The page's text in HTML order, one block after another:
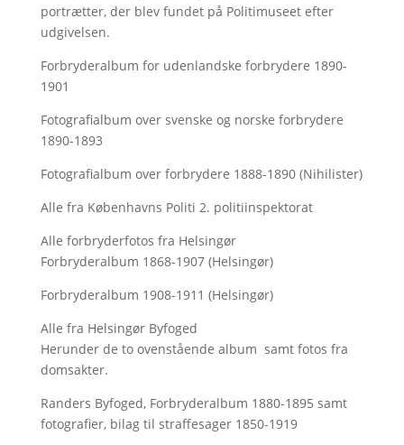
portrætter, der blev fundet på Politimuseet efter
udgivelsen.
Forbryderalbum for udenlandske forbrydere 1890-
1901
Fotografialbum over svenske og norske forbrydere
1890-1893
Fotografialbum over forbrydere 1888-1890 (Nihilister)
Alle fra Københavns Politi 2. politiinspektorat
Alle forbryderfotos fra Helsingør
Forbryderalbum 1868-1907 (Helsingør)
Forbryderalbum 1908-1911 (Helsingør)
Alle fra Helsingør Byfoged
Herunder de to ovenstående album samt fotos fra
domsakter.
Randers Byfoged, Forbryderalbum 1880-1895 samt
fotografier, bilag til straffesager 1850-1919